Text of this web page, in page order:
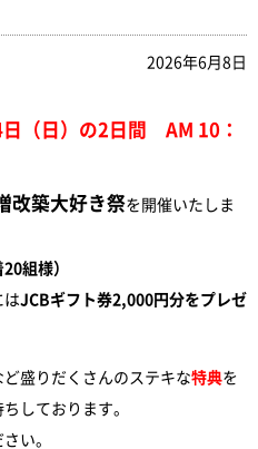
2026年6月8日
（日）の2日間 AM 10：
改築大好き祭を開催いたしま
組様）
はJCBギフト券2,000円分をプレゼ
盛りだくさんのステキな特典を
しております。
い。